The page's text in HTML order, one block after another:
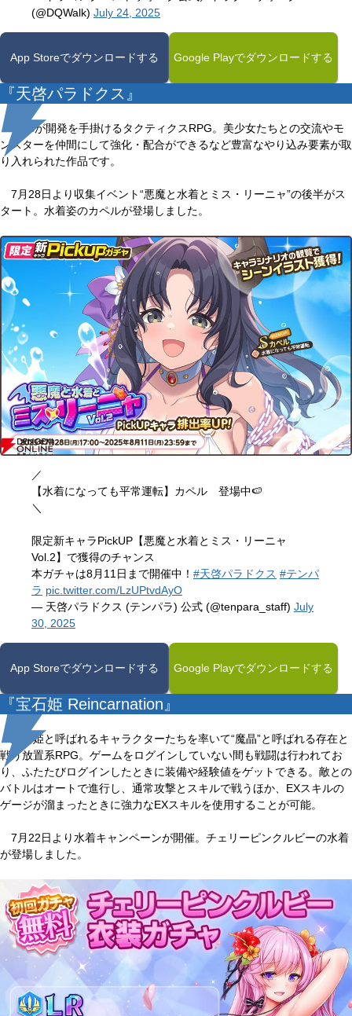
(@DQWalk) July 24, 2025
App Storeでダウンロードする Google Playでダウンロードする
『天啓パラドクス』
KMSが開発を手掛けるタクティクスRPG。美少女たちとの交流やモ
ンスターを仲間にして強化・配合ができるなど豊富なやり込み要素が取
り入れられた作品です。
7月28日より収集イベント“悪魔と水着とミス・リーニャ”の後半がス
タート。水着姿のカペルが登場しました。
／
【水着になっても平常運転】カペル 登場中🍉
＼
限定新キャラPickUP【悪魔と水着とミス・リーニャ
Vol.2】で獲得のチャンス
本ガチャは8月11日まで開催中！ #天啓パラドクス #テンパ
ラ pic.twitter.com/LzUPtvdAyO
— 天啓パラドクス (テンパラ) 公式 (@tenpara_staff) July
30, 2025
App Storeでダウンロードする Google Playでダウンロードする
『宝石姫 Reincarnation』
宝石姫と呼ばれるキャラクターたちを率いて“魔晶”と呼ばれる存在と
戦う放置系RPG。ゲームをログインしていない間も戦闘は行われてお
り、ふたたびログインしたときに装備や経験値をゲットできる。敵との
バトルはオートで進行し、通常攻撃とスキルで戦うほか、EXスキルの
ゲージが溜まったときに強力なEXスキルを使用することが可能。
7月22日より水着キャンペーンが開催。チェリーピンクルビーの水着
が登場しました。